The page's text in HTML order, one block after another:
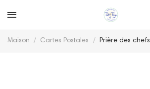
Maison Cartes Postales Prière des chefs